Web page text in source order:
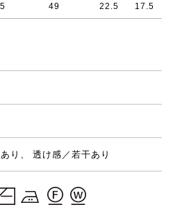
49 22.5 17.5
り、 透け感／若干あり